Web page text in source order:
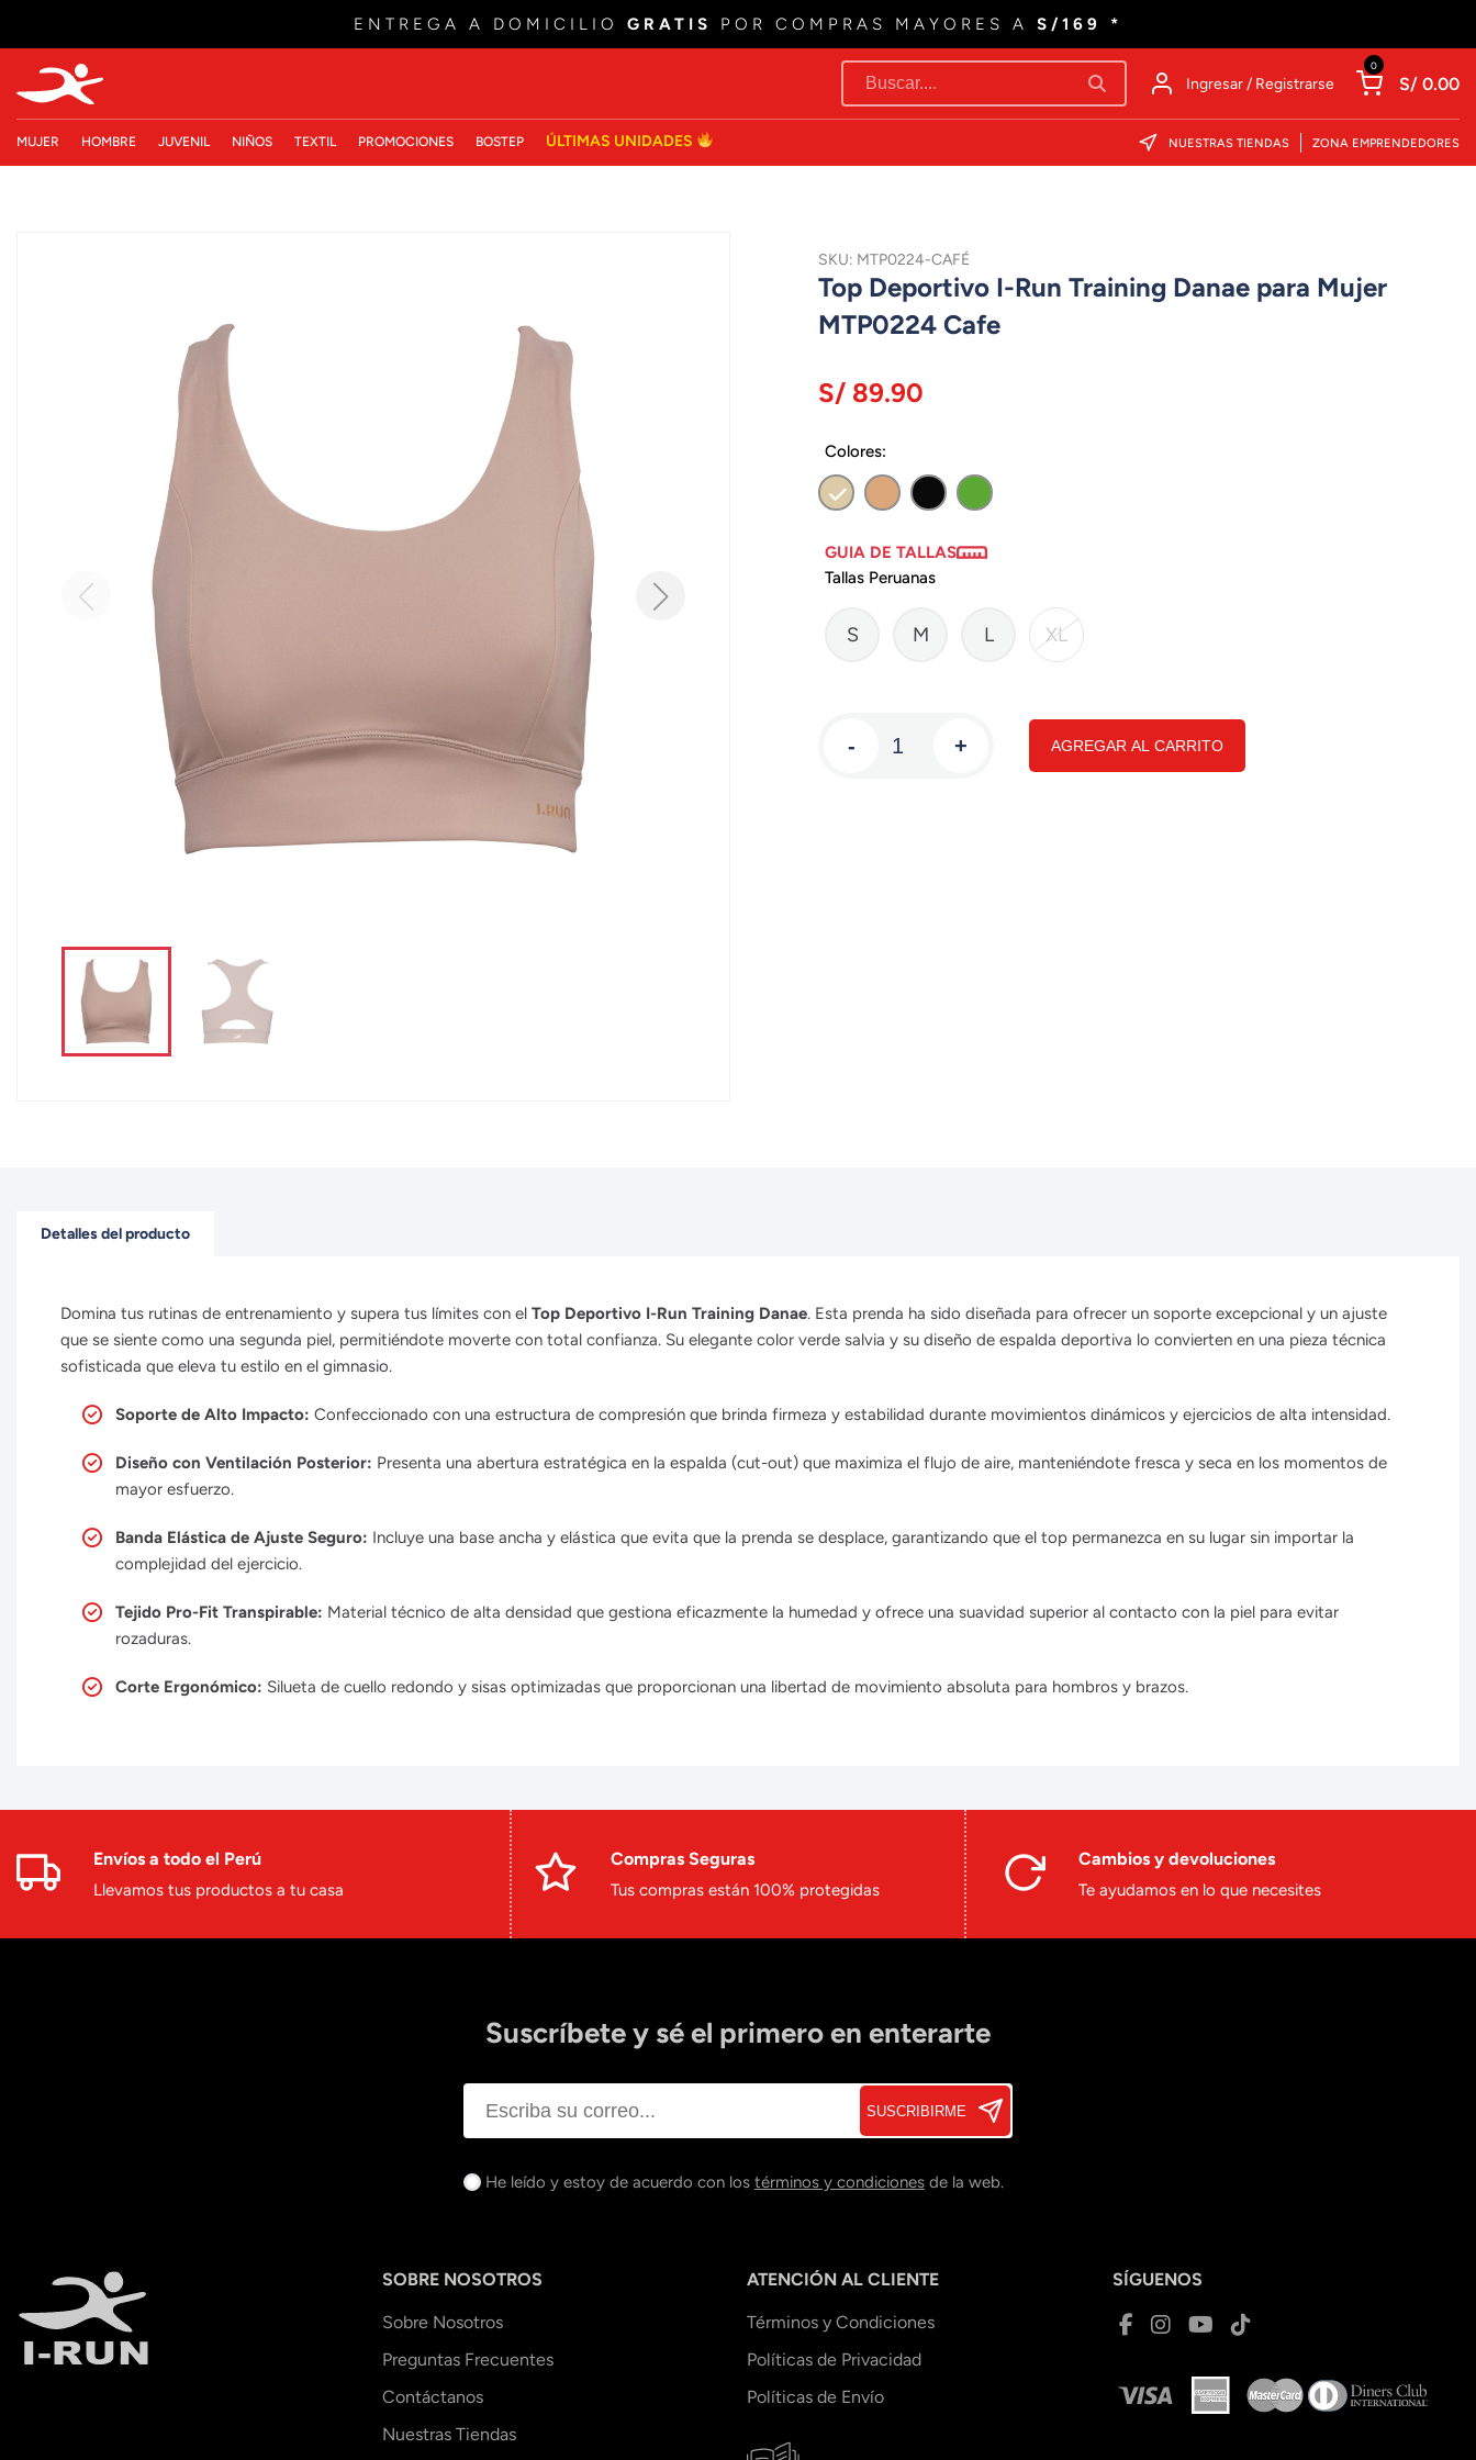
ENTREGA A DOMICILIO GRATIS POR COMPRAS MAYORES A S/169 *
Ingresar / Registrarse
0
S/ 0.00
MUJER HOMBRE JUVENIL NIÑOS TEXTIL PROMOCIONES BOSTEP ÚLTIMAS UNIDADES NUESTRAS TIENDAS ZONA EMPRENDEDORES
SKU: MTP0224-CAFÉ
Top Deportivo I-Run Training Danae para Mujer
MTP0224 Cafe
S/ 89.90
Colores:
GUIA DE TALLAS
Tallas Peruanas
S M L XL
- + AGREGAR AL CARRITO
Detalles del producto
Domina tus rutinas de entrenamiento y supera tus límites con el Top Deportivo I-Run Training Danae. Esta prenda ha sido diseñada para ofrecer un soporte excepcional y un ajuste
que se siente como una segunda piel, permitiéndote moverte con total confianza. Su elegante color verde salvia y su diseño de espalda deportiva lo convierten en una pieza técnica
sofisticada que eleva tu estilo en el gimnasio.
Soporte de Alto Impacto: Confeccionado con una estructura de compresión que brinda firmeza y estabilidad durante movimientos dinámicos y ejercicios de alta intensidad.
Diseño con Ventilación Posterior: Presenta una abertura estratégica en la espalda (cut-out) que maximiza el flujo de aire, manteniéndote fresca y seca en los momentos de
mayor esfuerzo.
Banda Elástica de Ajuste Seguro: Incluye una base ancha y elástica que evita que la prenda se desplace, garantizando que el top permanezca en su lugar sin importar la
complejidad del ejercicio.
Tejido Pro-Fit Transpirable: Material técnico de alta densidad que gestiona eficazmente la humedad y ofrece una suavidad superior al contacto con la piel para evitar
rozaduras.
Corte Ergonómico: Silueta de cuello redondo y sisas optimizadas que proporcionan una libertad de movimiento absoluta para hombros y brazos.
Envíos a todo el Perú
Llevamos tus productos a tu casa
Compras Seguras
Tus compras están 100% protegidas
Cambios y devoluciones
Te ayudamos en lo que necesites
Suscríbete y sé el primero en enterarte
SUSCRIBIRME
He leído y estoy de acuerdo con los términos y condiciones de la web.
SOBRE NOSOTROS
Sobre Nosotros
Preguntas Frecuentes
Contáctanos
Nuestras Tiendas
ATENCIÓN AL CLIENTE
Términos y Condiciones
Políticas de Privacidad
Políticas de Envío
SÍGUENOS